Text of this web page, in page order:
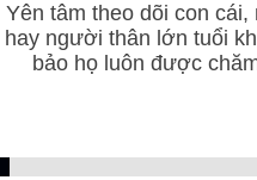
Yên tâm theo dõi con
hay người thân lớn tuổi
bảo họ luôn được